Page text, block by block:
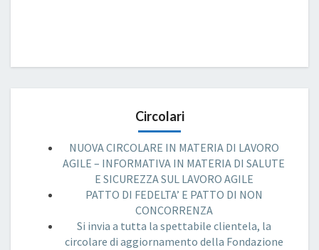
Circolari
NUOVA CIRCOLARE IN MATERIA DI LAVORO
AGILE – INFORMATIVA IN MATERIA DI SALUTE
E SICUREZZA SUL LAVORO AGILE
PATTO DI FEDELTA’ E PATTO DI NON
CONCORRENZA
Si invia a tutta la spettabile clientela, la
circolare di aggiornamento della Fondazione